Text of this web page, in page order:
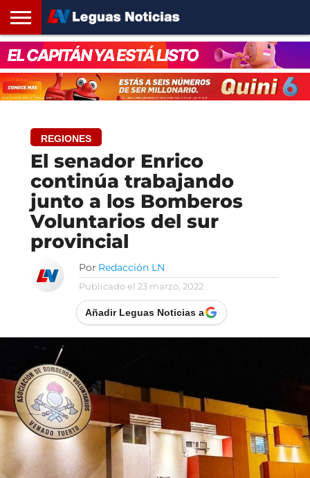
INICIO
SANTA
FE
ROSARIO24
REGIONES
ARGENTINA
OPINIÓN
CONTACTO
REGIONES
El senador Enrico
continúa trabajando
junto a los Bomberos
Voluntarios del sur
provincial
Por Redacción LN
Publicado el 23 marzo, 2022
Añadir Leguas Noticias a